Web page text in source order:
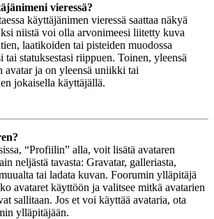
vieressä?
käyttäjänimen vieressä saattaa näkyä
niistä voi olla arvonimeesi liitetty kuva
laatikoiden tai pisteiden muodossa
tai statuksestasi riippuen. Toinen, yleensä
avatar ja on yleensä uniikki tai
jokaisella käyttäjällä.
“Profiilin” alla, voit lisätä avataren
neljästä tavasta: Gravatar, galleriasta,
tai ladata kuvan. Foorumin ylläpitäjä
avataret käyttöön ja valitsee mitkä avatarien
sallitaan. Jos et voi käyttää avataria, ota
ylläpitäjään.